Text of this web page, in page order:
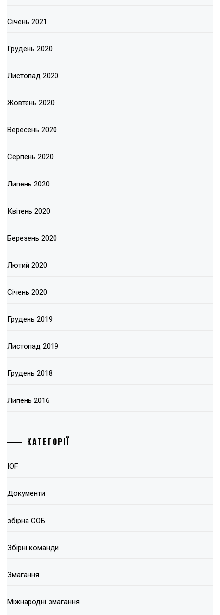
Січень 2021
Грудень 2020
Листопад 2020
Жовтень 2020
Вересень 2020
Серпень 2020
Липень 2020
Квітень 2020
Березень 2020
Лютий 2020
Січень 2020
Грудень 2019
Листопад 2019
Грудень 2018
Липень 2016
КАТЕГОРІЇ
IOF
Документи
збірна СОБ
Збірні команди
Змагання
Міжнародні змагання